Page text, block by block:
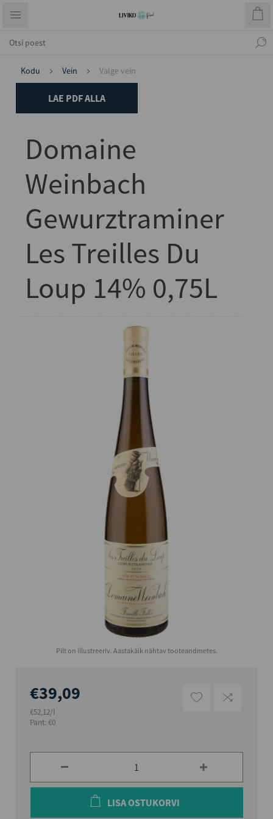
Kodu Vein Valge vein
LAE PDF ALLA
Domaine
Weinbach
Gewurztraminer
Les Treilles Du
Loup 14% 0,75L
Pilt on illustreeriv. Aastakäik nähtav tooteandmetes.
€39,09
€52,12/l
Pant: €0
LISA OSTUKORVI